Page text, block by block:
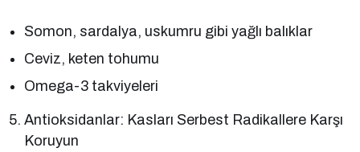
Somon, sardalya, uskumru gibi yağlı balıklar
Ceviz, keten tohumu
Omega-3 takviyeleri
Antioksidanlar: Kasları Serbest Radikallere Karşı
Koruyun